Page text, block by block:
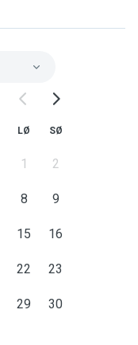
LØ SØ
1 2
8 9
15 16
22 23
29 30